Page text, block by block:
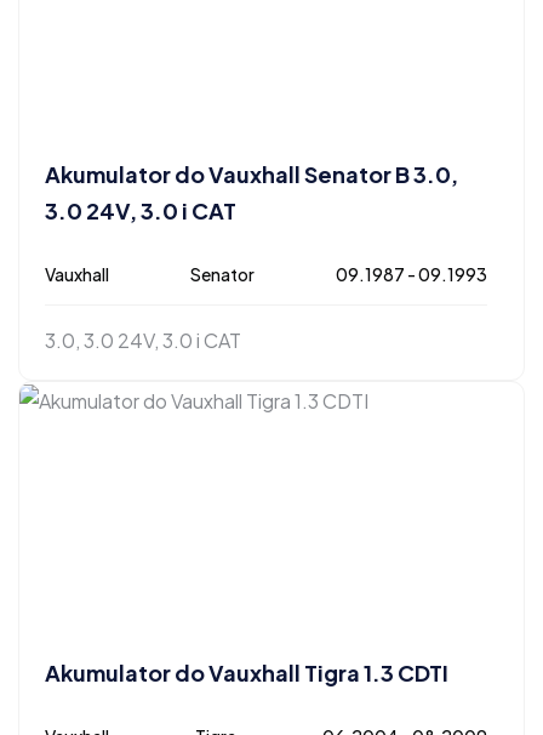
Akumulator do Vauxhall Senator B 3.0,
3.0 24V, 3.0 i CAT
Vauxhall Senator 09.1987 - 09.1993
3.0, 3.0 24V, 3.0 i CAT
Akumulator do Vauxhall Tigra 1.3 CDTI